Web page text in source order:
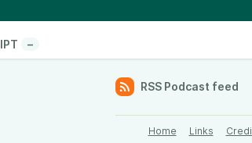
–
RSS Podcast feed
Home Links